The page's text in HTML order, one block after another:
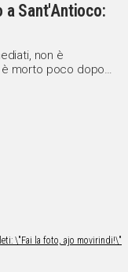
a Sant'Antioco:
non è
è morto poco dopo